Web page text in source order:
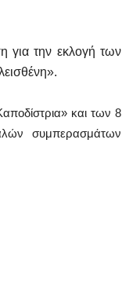
για την εκλογή των
και των 8
συμπερασμάτων